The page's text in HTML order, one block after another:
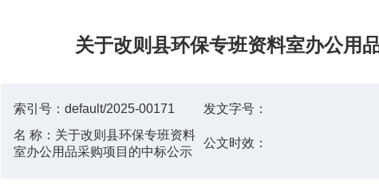
关于改则县环保专班资料室办公用
索引号：default/2025-00171 发文字号：
名 称： 关于改则县环保专班资料
室办公用品采购项目的中标公示
公文时效：